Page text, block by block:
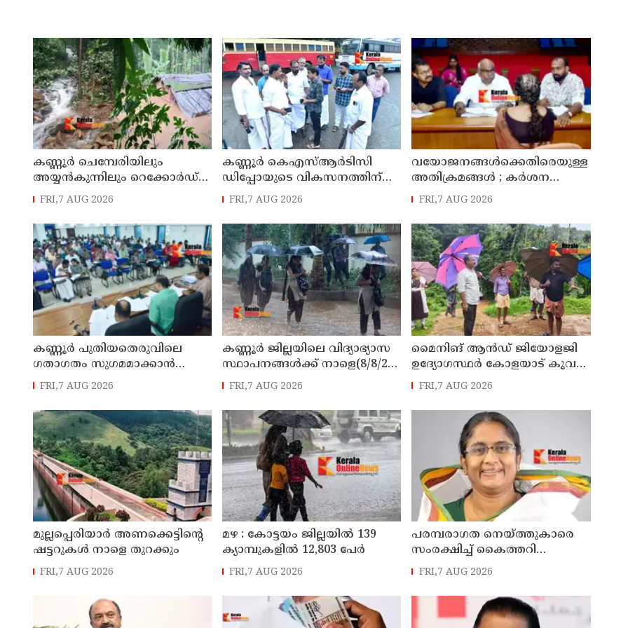
കണ്ണൂർ ചെമ്പേരിയിലും
അയ്യൻകുന്നിലും റെക്കോർഡ്
മഴ ; ഉദയഗിരിയിൽ നേരിയ
ക്യാമ്പിലേക്ക് മാറ്റി
FRI,7 AUG 2026
കണ്ണൂർ കെഎസ്ആർടിസി
ഡിപ്പോയുടെ വികസനത്തിന്
മാസ്റ്റർ പ്ലാൻ തയ്യാറാക്കി
എം എൽ എ
FRI,7 AUG 2026
വയോജനങ്ങൾക്കെതിരെയുള്ള
അതിക്രമങ്ങൾ ; കർശന
നടപടി സ്വീകരിക്കുമെന്ന്
FRI,7 AUG 2026
കണ്ണൂർ പുതിയതെരുവിലെ
ഗതാഗതം സുഗമമാക്കാന്‍
നടപടികള്‍ സ്വീകരിക്കും
FRI,7 AUG 2026
കണ്ണൂർ ജില്ലയിലെ വിദ്യാഭ്യാസ
സ്ഥാപനങ്ങള്‍ക്ക് നാളെ(8/8/26)
അവധി പ്രഖ്യാപിച്ചു
FRI,7 AUG 2026
മൈനിങ് ആൻഡ്​ ജിയോളജി
ഉദ്യോഗസ്ഥർ കോളയാട് കൂവ
ഉന്നതി സന്ദർശിച്ചു
FRI,7 AUG 2026
മുല്ലപ്പെരിയാർ അണക്കെട്ടിന്റെ
ഷട്ടറുകൾ നാളെ തുറക്കും
FRI,7 AUG 2026
മഴ : കോട്ടയം ജില്ലയിൽ 139
ക്യാമ്പുകളിൽ 12,803 പേര്‍
FRI,7 AUG 2026
പരമ്പരാഗത നെയ്ത്തുകാരെ
സംരക്ഷിച്ച് കൈത്തറി
മേഖലയുടെ
സാധ്യമാക്കും: ഡെപ്യൂട്ടി
സ്പീക്കർ ഷാനിമോൾ ഉസ്മാൻ
FRI,7 AUG 2026